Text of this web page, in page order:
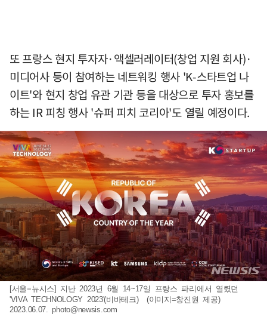
또 프랑스 현지 투자자·액셀러레이터(창업 지원 회사)·
미디어사 등이 참여하는 네트워킹 행사 'K-스타트업 나
이트'와 현지 창업 유관 기관 등을 대상으로 투자 홍보를
하는 IR 피칭 행사 '슈퍼 피치 코리아'도 열릴 예정이다.
[서울=뉴시스] 지난 2023년 6월 14~17일 프랑스 파리에서 열렸던
'VIVA TECHNOLOGY 2023'(비바테크) (이미지=창진원 제공)
2023.06.07.photo@newsis.com